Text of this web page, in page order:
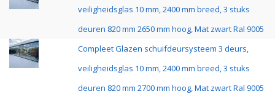
veiligheidsglas 10 mm, 2400 mm breed, 3 stuks
deuren 820 mm 2650 mm hoog, Mat zwart Ral 9005
Compleet Glazen schuifdeursysteem 3 deurs,
veiligheidsglas 10 mm, 2400 mm breed, 3 stuks
deuren 820 mm 2700 mm hoog, Mat zwart Ral 9005